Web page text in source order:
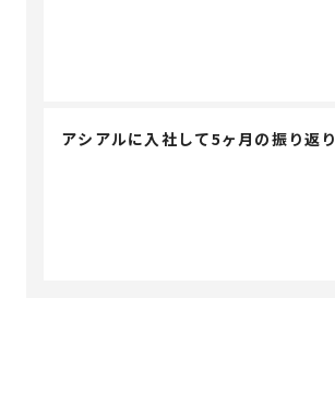
アシアルに入社して5ヶ月の振り返り